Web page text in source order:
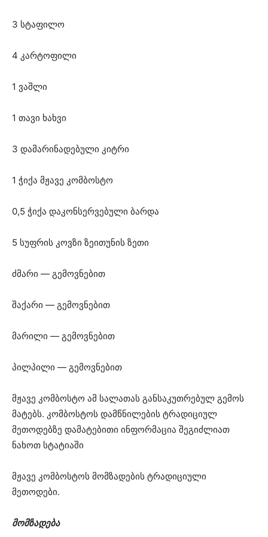
3 სტაფილო
4 კარტოფილი
1 ვაშლი
1 თავი ხახვი
3 დამარინადებული კიტრი
1 ჭიქა მჟავე კომბოსტო
0,5 ჭიქა დაკონსერვებული ბარდა
5 სუფრის კოვზი ზეითუნის ზეთი
ძმარი — გემოვნებით
შაქარი — გემოვნებით
მარილი — გემოვნებით
პილპილი — გემოვნებით
მჟავე კომბოსტო ამ სალათას განსაკუთრებულ გემოს
მატებს. კომბოსტოს დამწნილების ტრადიციულ
მეთოდებზე დამატებითი ინფორმაცია შეგიძლიათ
ნახოთ სტატიაში
მჟავე კომბოსტოს მომზადების ტრადიციული
მეთოდები.
მომზადება